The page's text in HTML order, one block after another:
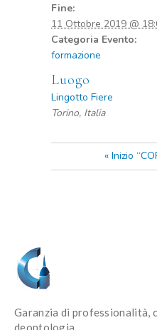
Fine:
11 Ottobre 2019 @
Categoria Evento:
formazione
Luogo
Lingotto Fiere
Torino, Italia
«Inizio
Garanzia di professionalità,
deontologia.